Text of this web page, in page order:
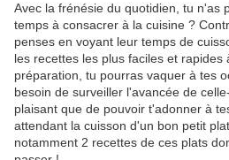
Avec la frénésie du quotidien, tu n'as
temps à consacrer à la cuisine ?
penses en voyant leur temps de
les recettes les plus faciles et rapides
préparation, tu pourras vaquer à tes
besoin de surveiller l'avancée de
plaisant que de pouvoir t'adonner à
attendant la cuisson d'un bon petit
notamment 2 recettes de ces plats